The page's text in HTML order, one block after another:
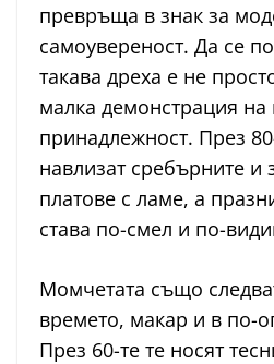
превръща в знак за
самоувереност. Да се
такава дреха е не
малка демонстрация на
принадлежност. През
навлизат сребърните и
платове с ламе, а
става по-смел и по-
Момчетата също
времето, макар и в по-
През 60-те те носят